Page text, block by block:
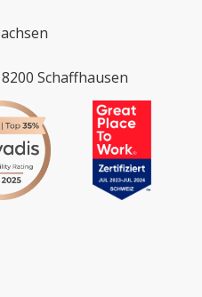
Schaffhausen